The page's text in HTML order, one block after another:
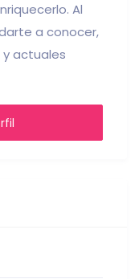
Al
a conocer,
actuales